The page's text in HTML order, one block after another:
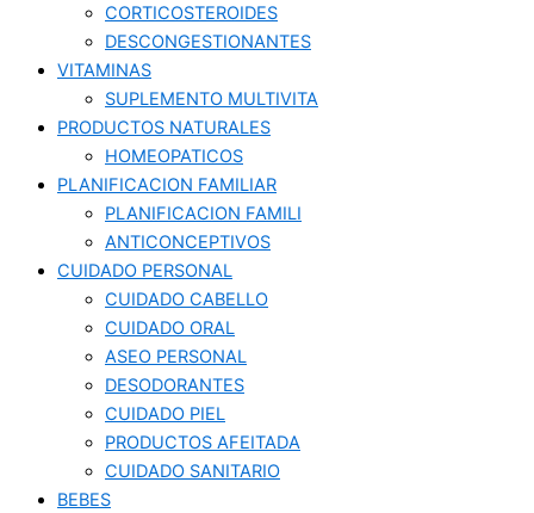
CORTICOSTEROIDES
DESCONGESTIONANTES
VITAMINAS
SUPLEMENTO MULTIVITA
PRODUCTOS NATURALES
HOMEOPATICOS
PLANIFICACION FAMILIAR
PLANIFICACION FAMILI
ANTICONCEPTIVOS
CUIDADO PERSONAL
CUIDADO CABELLO
CUIDADO ORAL
ASEO PERSONAL
DESODORANTES
CUIDADO PIEL
PRODUCTOS AFEITADA
CUIDADO SANITARIO
BEBES